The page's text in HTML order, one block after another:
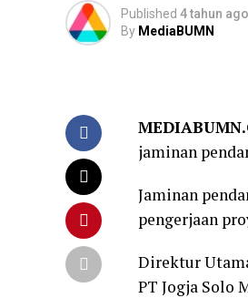
Published 4 tahun ago
By MediaBUMN
jaminan
Jaminan
pengerjaan
Direktur
PT Jogja Solo